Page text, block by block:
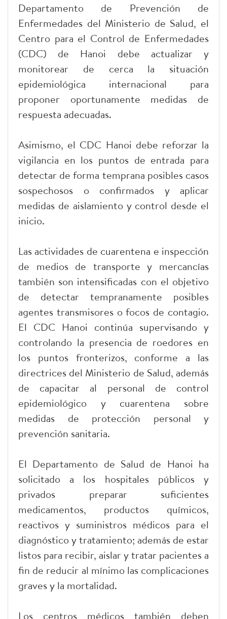
Departamento de Prevención de
Enfermedades del Ministerio de Salud, el
Centro para el Control de Enfermedades
(CDC) de Hanoi debe actualizar y
monitorear de cerca la situación
epidemiológica internacional para
proponer oportunamente medidas de
respuesta adecuadas.
Asimismo, el CDC Hanoi debe reforzar la
vigilancia en los puntos de entrada para
detectar de forma temprana posibles casos
sospechosos o confirmados y aplicar
medidas de aislamiento y control desde el
inicio.
Las actividades de cuarentena e inspección
de medios de transporte y mercancías
también son intensificadas con el objetivo
de detectar tempranamente posibles
agentes transmisores o focos de contagio.
El CDC Hanoi continúa supervisando y
controlando la presencia de roedores en
los puntos fronterizos, conforme a las
directrices del Ministerio de Salud, además
de capacitar al personal de control
epidemiológico y cuarentena sobre
medidas de protección personal y
prevención sanitaria.
El Departamento de Salud de Hanoi ha
solicitado a los hospitales públicos y
privados preparar suficientes
medicamentos, productos químicos,
reactivos y suministros médicos para el
diagnóstico y tratamiento; además de estar
listos para recibir, aislar y tratar pacientes a
fin de reducir al mínimo las complicaciones
graves y la mortalidad.
Los centros médicos también deben